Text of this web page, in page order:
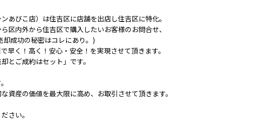
あびこ店）は住吉区に店舗を出店し住吉区に特化。
区内外から住吉区で購入したいお客様のお問合せ、
却成功の秘密はコレにあり。)
早く！高く！安心・安全！を実現させて頂きます。
とご成約はセット」です。
資産の価値を最大限に高め、お取引させて頂きます。
さい。